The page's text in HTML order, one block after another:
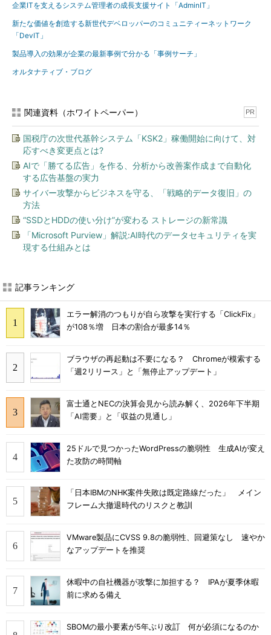
企業ITを支えるシステム管理者の成長支援サイト「AdminIT」
新たな価値を創造する新世代デベロッパーのコミュニティーネットワーク
「DevIT」
製品導入の効果が企業の最新事例で分かる「事例サーチ」
オルタナティブ・ブログ
関連資料（ホワイトペーパー） PR
国税庁の次世代基幹システム「KSK2」稼働開始に向けて、対
応すべき変更点とは?
AIで「勝てる広告」を作る、分析から改善案作成まで自動化
する広告基盤の実力
サイバー攻撃からビジネスを守る、「戦略的データ復旧」の
方法
“SSDとHDDの使い分け”が変わる ストレージの新常識
「Microsoft Purview」解説:AI時代のデータセキュリティを実
現する仕組みとは
記事ランキング
エラー解消のつもりが自ら攻撃を実行する「ClickFix」
が108％増 日本の割合が最多14％
ブラウザの再起動は不要になる？ Chromeが模索する
「週2リリース」と「無停止アップデート」
富士通とNECの決算会見から読み解く、2026年下半期
「AI需要」と「収益の見通し」
25ドルで見つかったWordPressの脆弱性 生成AIが変え
た攻防の時間軸
「日本IBMのNHK案件失敗は既定路線だった」 メイン
フレーム大撤退時代のリスクと教訓
VMware製品にCVSS 9.8の脆弱性、回避策なし 速やか
なアップデートを推奨
休暇中の自社機器が攻撃に加担する？ IPAが夏季休暇
前に求める備え
SBOMの最小要素が5年ぶり改訂 何が必須になるのか